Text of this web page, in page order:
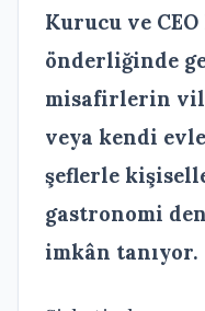
Kurucu ve
önderliğinde
misafirlerin
veya kendi
şeflerle
gastronomi
imkân tanıyor.